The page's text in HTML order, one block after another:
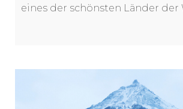
eines der schönsten Länder der